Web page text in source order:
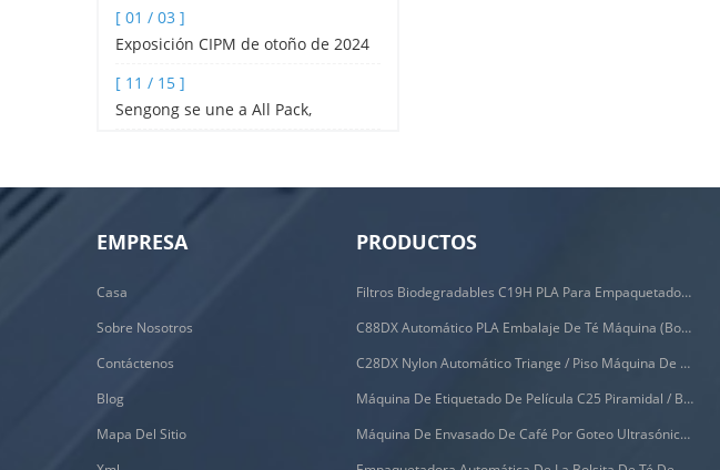
Shenzhen 2024
[ 01 / 03 ]
Exposición CIPM de otoño de 2024
[ 11 / 15 ]
Sengong se une a All Pack,
EMPRESA
Casa
Sobre Nosotros
Contáctenos
Blog
Mapa Del Sitio
PRODUCTOS
Filtros Biodegradables C19H PLA Para Empaquetadora De Bolsas De Café Por Goteo
C88DX Automático PLA Embalaje De Té Máquina (bolsa Tipo)
C28DX Nylon Automático Triange / Piso Máquina De Embalaje De Bolsitas De Té Pequeño
Máquina De Etiquetado De Película C25 Piramidal / Bolsa Plana
Máquina De Envasado De Café Por Goteo Ultrasónico C19d